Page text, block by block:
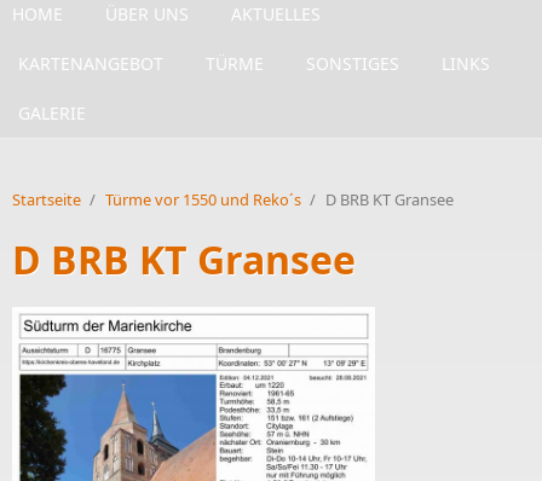
HOME ÜBER UNS AKTUELLES
KARTENANGEBOT TÜRME SONSTIGES LINKS
GALERIE
Startseite / Türme vor 1550 und Reko´s / D BRB KT Gransee
D BRB KT Gransee